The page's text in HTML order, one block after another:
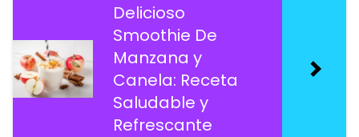
Delicioso
Smoothie De
Manzana y
Canela: Receta
Saludable y
Refrescante